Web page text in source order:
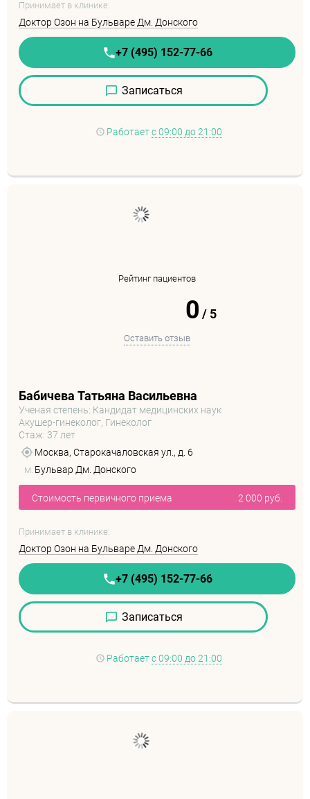
Принимает в клинике:
Доктор Озон на Бульваре Дм. Донского
+7 (495) 152-77-66
Записаться
Работает с 09:00 до 21:00
Рейтинг пациентов
0 /5
Оставить отзыв
Бабичева Татьяна Васильевна
Ученая степень: Кандидат медицинских наук
Акушер-гинеколог, Гинеколог
Стаж: 37 лет
Москва, Старокачаловская ул., д. 6
м. Бульвар Дм. Донского
Стоимость первичного приема 2 000 руб.
Принимает в клинике:
Доктор Озон на Бульваре Дм. Донского
+7 (495) 152-77-66
Записаться
Работает с 09:00 до 21:00